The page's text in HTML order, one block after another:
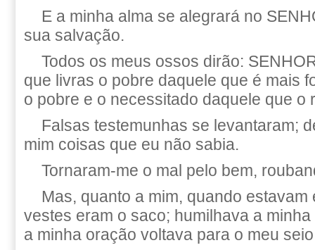
E a minha alma se alegrará no
sua salvação.
Todos os meus ossos dirão:
que livras o pobre daquele que é mais
o pobre e o necessitado daquele que o
Falsas testemunhas se levantaram;
mim coisas que eu não sabia.
Tornaram-me o mal pelo bem,
Mas, quanto a mim, quando
vestes eram o saco; humilhava a
a minha oração voltava para o meu